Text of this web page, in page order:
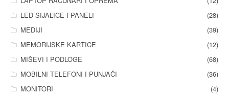
LED SIJALICE I PANELI
(28)
MEDIJI
(39)
MEMORIJSKE KARTICE
(12)
MIŠEVI I PODLOGE
(68)
MOBILNI TELEFONI I PUNJAČI
(36)
MONITORI
(4)